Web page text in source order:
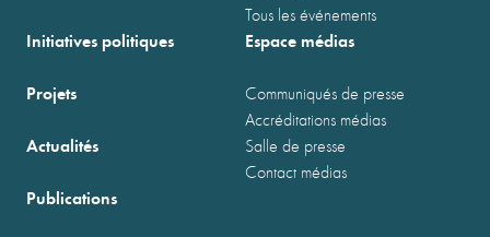
Tous les événements
Initiatives politiques
Projets
Actualités
Publications
Espace médias
Communiqués de presse
Accréditations médias
Salle de presse
Contact médias